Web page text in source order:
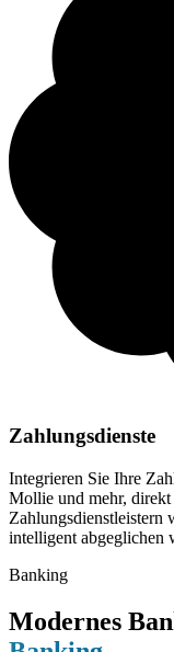
Zahlungsdienste
Integrieren Sie Ihre
Mollie und mehr, direkt
Zahlungsdienstleistern
intelligent abgeglichen
Banking
Modernes